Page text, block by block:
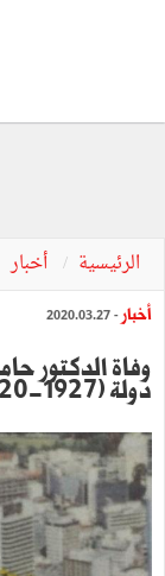
الرئيسية أخبار
أخبار - 2020.03.27
وفاة الدكتور
دولة (1927-2020) (ألبوم صور)